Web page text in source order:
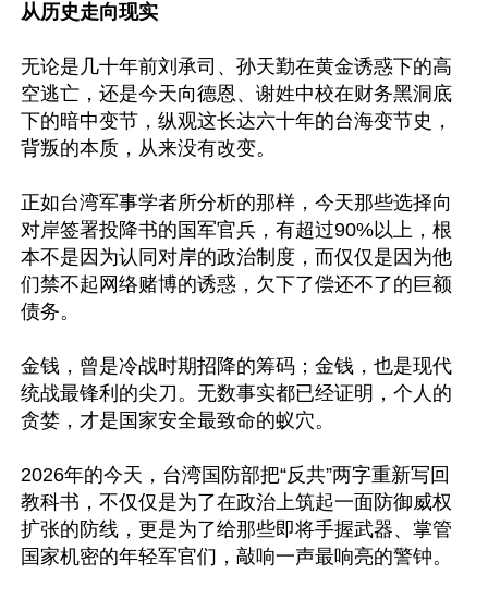
从历史走向现实
无论是几十年前刘承司、孙天勤在黄金诱惑下的高
空逃亡，还是今天向德恩、谢姓中校在财务黑洞底
下的暗中变节，纵观这长达六十年的台海变节史，
背叛的本质，从来没有改变。
正如台湾军事学者所分析的那样，今天那些选择向
对岸签署投降书的国军官兵，有超过90%以上，根
本不是因为认同对岸的政治制度，而仅仅是因为他
们禁不起网络赌博的诱惑，欠下了偿还不了的巨额
债务。
金钱，曾是冷战时期招降的筹码；金钱，也是现代
统战最锋利的尖刀。无数事实都已经证明，个人的
贪婪，才是国家安全最致命的蚁穴。
2026年的今天，台湾国防部把“反共”两字重新写回
教科书，不仅仅是为了在政治上筑起一面防御威权
扩张的防线，更是为了给那些即将手握武器、掌管
国家机密的年轻军官们，敲响一声最响亮的警钟。